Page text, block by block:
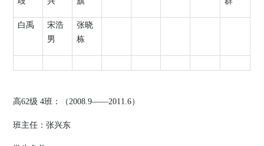
白禹
宋浩
男
张晓
栋
高62级4班：（2008.9——2011.6）
班主任：张兴东